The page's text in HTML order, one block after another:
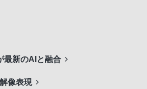
最新のAIと融合
像表現